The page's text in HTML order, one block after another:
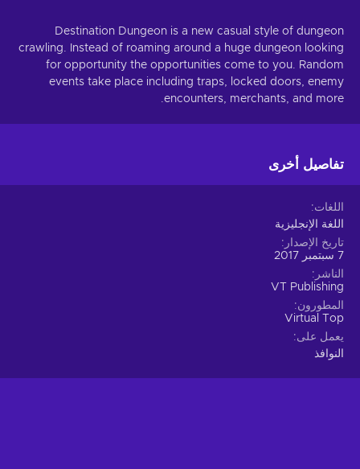
Destination Dungeon is a new casual style of dungeon
crawling. Instead of roaming around a huge dungeon looking
for opportunity the opportunities come to you. Random
events take place including traps, locked doors, enemy
encounters, merchants, and more.
تفاصيل أخرى
اللغات
اللغة الإنجليزية
تاريخ الإصدار
7 سبتمبر 2017
الناشر
VT Publishing
المطورون
Virtual Top
يعمل على
النوافذ